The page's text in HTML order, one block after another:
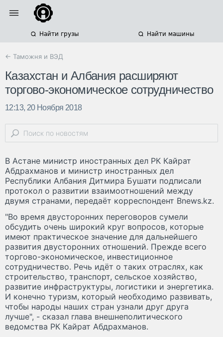
Найти грузы Найти машины
← Таможня и ВЭД
Казахстан и Албания расширяют
торгово-экономическое сотрудничество
12:13, 20 Ноября 2018
В Астане министр иностранных дел РК Кайрат
Абдрахманов и министр иностранных дел
Республики Албания Дитмира Бушати подписали
протокол о развитии взаимоотношений между
двумя странами, передаёт корреспондент Bnews.kz.
"Во время двусторонних переговоров сумели
обсудить очень широкий круг вопросов, которые
имеют практическое значение для дальнейшего
развития двусторонних отношений. Прежде всего
торгово-экономическое, инвестиционное
сотрудничество. Речь идёт о таких отраслях, как
строительство, транспорт, сельское хозяйство,
развитие инфраструктуры, логистики и энергетика.
И конечно туризм, который необходимо развивать,
чтобы народы наших стран узнали друг друга
лучше", - сказал глава внешнеполитического
ведомства РК Кайрат Абдрахманов.